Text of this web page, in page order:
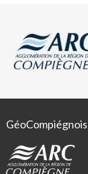
GéoCompiégnois